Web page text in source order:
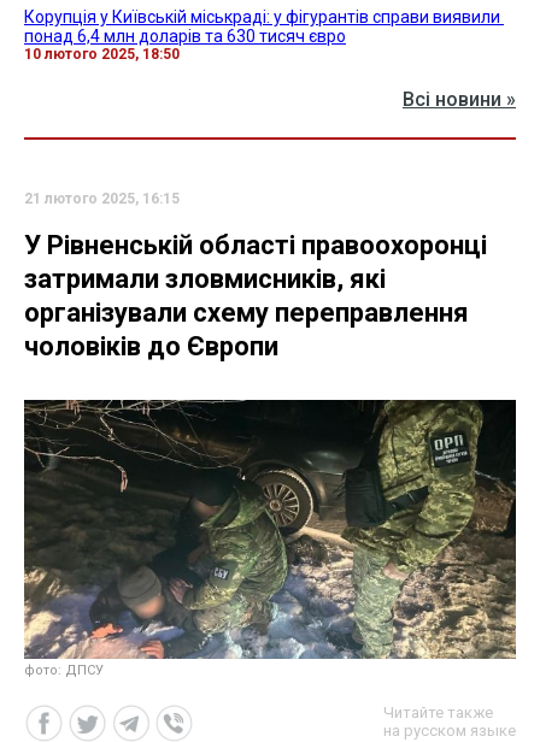
Корупція у Київській міськраді: у фігурантів справи виявили ​
понад 6,4 млн доларів та 630 тисяч євро
10 лютого 2025, 18:50
Всі новини »
21 лютого 2025, 16:15
У Рівненській області правоохоронці
затримали зловмисників, які
організували схему переправлення
чоловіків до Європи
фото: ДПСУ
Читайте также
на русском языке